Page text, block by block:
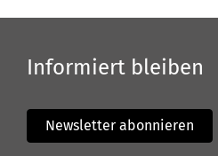
Informiert bleiben
Newsletter abonnieren